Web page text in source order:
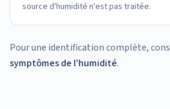
source d'humidité n'est pas traitée.
Pour une identification complète,
symptômes de l'humidité.